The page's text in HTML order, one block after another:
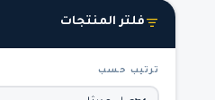
فلتر المنتجات
ترتيب حسب